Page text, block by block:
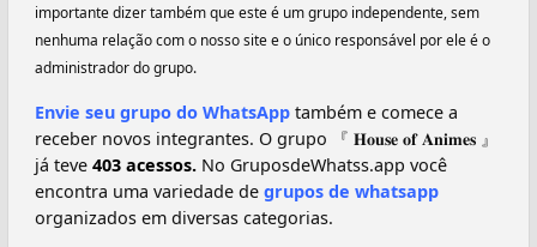
importante dizer também que este é um grupo independente, sem
nenhuma relação com o nosso site e o único responsável por ele é o
administrador do grupo.
Envie seu grupo do WhatsApp também e comece a
receber novos integrantes. O grupo 『 𝐇𝐨𝐮𝐬𝐞 𝐨𝐟 𝐀𝐧𝐢𝐦𝐞𝐬 』
já teve 403 acessos. No GruposdeWhatss.app você
encontra uma variedade de grupos de whatsapp
organizados em diversas categorias.